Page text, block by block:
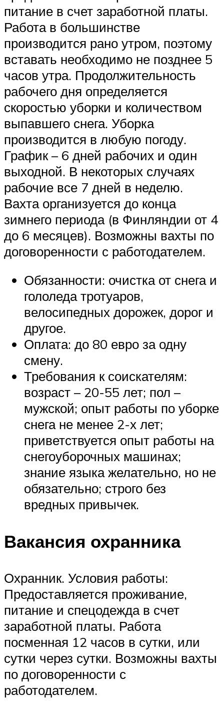
питание в счет заработной платы.
Работа в большинстве
производится рано утром, поэтому
вставать необходимо не позднее 5
часов утра. Продолжительность
рабочего дня определяется
скоростью уборки и количеством
выпавшего снега. Уборка
производится в любую погоду.
График – 6 дней рабочих и один
выходной. В некоторых случаях
рабочие все 7 дней в неделю.
Вахта организуется до конца
зимнего периода (в Финляндии от 4
до 6 месяцев). Возможны вахты по
договоренности с работодателем.
Обязанности: очистка от снега и
гололеда тротуаров,
велосипедных дорожек, дорог и
другое.
Оплата: до 80 евро за одну
смену.
Требования к соискателям:
возраст – 20-55 лет; пол –
мужской; опыт работы по уборке
снега не менее 2-х лет;
приветствуется опыт работы на
снегоуборочных машинах;
знание языка желательно, но не
обязательно; строго без
вредных привычек.
Вакансия охранника
Охранник. Условия работы:
Предоставляется проживание,
питание и спецодежда в счет
заработной платы. Работа
посменная 12 часов в сутки, или
сутки через сутки. Возможны вахты
по договоренности с
работодателем.